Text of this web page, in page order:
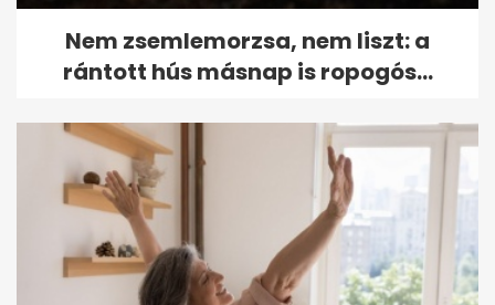
Nem zsemlemorzsa, nem liszt: a
rántott hús másnap is ropogós...